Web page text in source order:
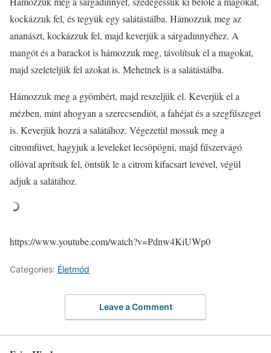
kockázzuk fel, és tegyük egy salátástálba. Hámozzuk meg az
ananászt, kockázzuk fel, majd keverjük a sárgadinnyéhez. A
mangót és a barackot is hámozzuk meg, távolítsuk el a magokat,
majd szeleteljük fel azokat is. Mehetnek is a salátástálba.
Hámozzuk meg a gyömbért, majd reszeljük el. Keverjük el a
mézben, mint ahogyan a szerecsendiót, a fahéjat és a szegfűszeget
is. Keverjük hozzá a salátához. Végezetül mossuk meg a
citromfüvet, hagyjuk a leveleket lecsöpögni, majd fűszervágó
ollóval aprítsuk fel, öntsük le a citrom kifacsart levével, végül
adjuk a salátához.
https://www.youtube.com/watch?v=Pdnw4KiUWp0
Categories: Életmód
Leave a Comment